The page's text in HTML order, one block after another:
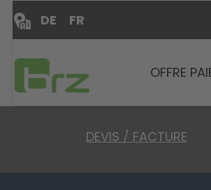
DE FR
OFFRE
DEVIS / FACTURE